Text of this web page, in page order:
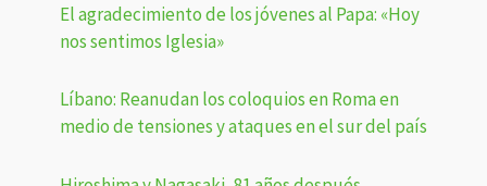
El agradecimiento de los jóvenes al Papa: «Hoy
nos sentimos Iglesia»
Líbano: Reanudan los coloquios en Roma en
medio de tensiones y ataques en el sur del país